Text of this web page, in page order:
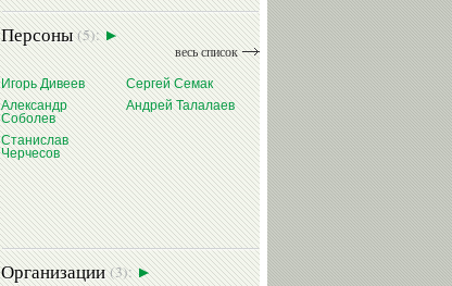
Персоны(5):
весь список
Игорь Дивеев
Сергей Семак
Александр
Соболев
Андрей Талалаев
Станислав
Черчесов
Организации(3):